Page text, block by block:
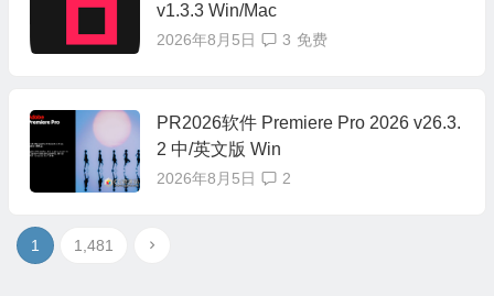
v1.3.3 Win/Mac
2026年8月5日 3 免费
PR2026软件 Premiere Pro 2026 v26.3.
2 中/英文版 Win
2026年8月5日 2
1 1,481